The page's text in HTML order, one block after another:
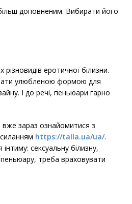
доповненим. Вибирати його
еротичної білизни.
улюбленою формою для
І до речі, пеньюари гарно
вже зараз ознайомитися з
https://talla.ua/ua/.
сексуальну білизну,
треба враховувати